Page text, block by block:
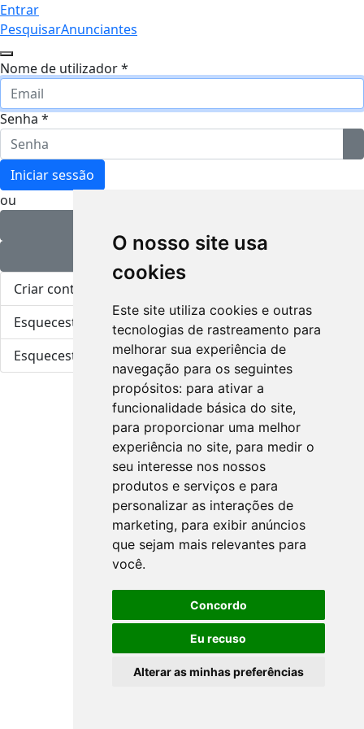
O nosso site usa
cookies
Este site utiliza cookies e outras
tecnologias de rastreamento para
melhorar sua experiência de
navegação para os seguintes
propósitos: para ativar a
funcionalidade básica do site,
para proporcionar uma melhor
experiência no site, para medir o
seu interesse nos nossos
produtos e serviços e para
personalizar as interações de
marketing, para exibir anúncios
que sejam mais relevantes para
você.
Concordo
Eu recuso
Alterar as minhas preferências
Entrar
PesquisarAnunciantes
Nome de utilizador*
Senha *
Iniciar sessão
ou
Entrar com o Google
Criar conta
Esqueceste-te da senha?
Esqueceste-te do utilizador?